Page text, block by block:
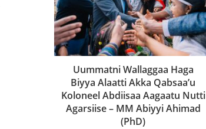
Uummatni Wallaggaa Haga
Biyya Alaatti Akka Qabsaa’u
Koloneel Abdiisaa Aagaatu Nutti
Agarsiise – MM Abiyyi Ahimad
(PhD)